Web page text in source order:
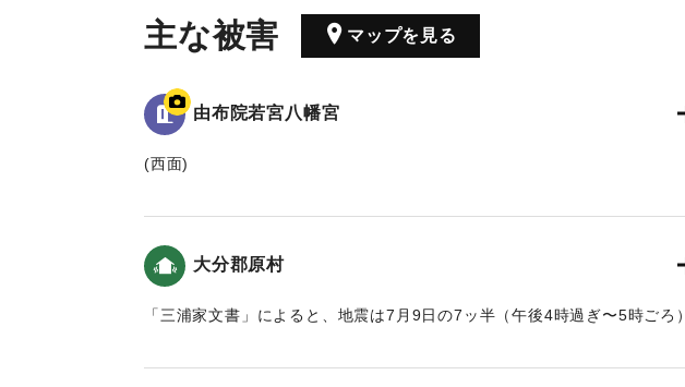
主な被害 マップを見る
由布院若宮八幡宮
(西面)
四月耵奉鎮**豊前國宇佐八幡宮之御分霊也 例祭年年八月十五日
以幸奈良田之離宮為恆例 慶長元丙申年七月一日 以往地大震連日連夜
同七日夜風雨暴烈 椿山鳴動數囬終坼崩 山麓之馬場八川之両村流亡
災
大分郡原村
「三浦家文書」によると、地震は7月9日の7ッ半（午後4時過ぎ〜5時ごろ）
32石に減少、海岸に近い近隣の松崎、住吉の両村がなくなり塩浜になった